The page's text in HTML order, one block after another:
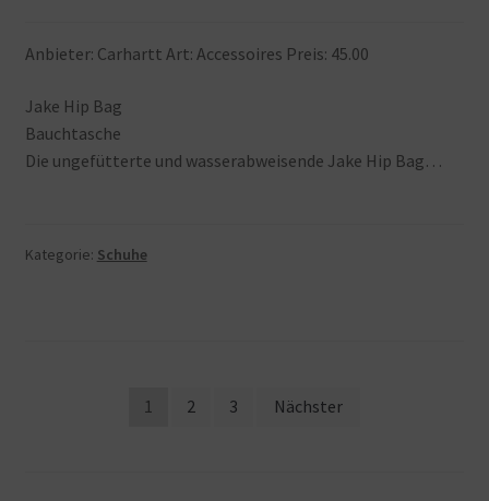
Anbieter: Carhartt Art: Accessoires Preis: 45.00
Jake Hip Bag
Bauchtasche
Die ungefütterte und wasserabweisende Jake Hip Bag…
Kategorie: Schuhe
Beitragsnavigation
1 2 3 Nächster